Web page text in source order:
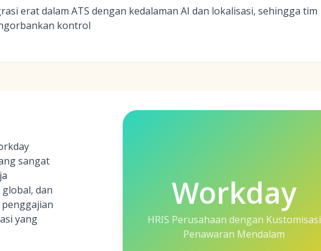
erat dalam ATS dengan kedalaman AI dan lokalisasi, sehingga tim
kontrol
sangat
dan
yang
Workday
HRIS Perusahaan dengan Kustomisasi
Penawaran Mendalam